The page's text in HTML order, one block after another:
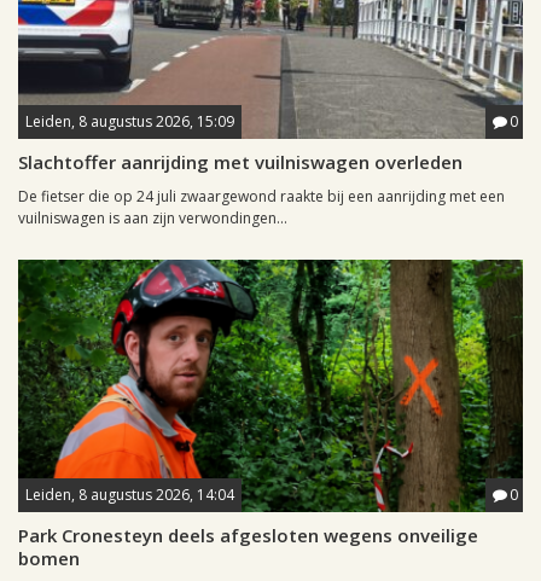
Leiden, 8 augustus 2026, 15:09 0
Slachtoffer aanrijding met vuilniswagen overleden
De fietser die op 24 juli zwaargewond raakte bij een aanrijding met een
vuilniswagen is aan zijn verwondingen...
Leiden, 8 augustus 2026, 14:04 0
Park Cronesteyn deels afgesloten wegens onveilige
bomen